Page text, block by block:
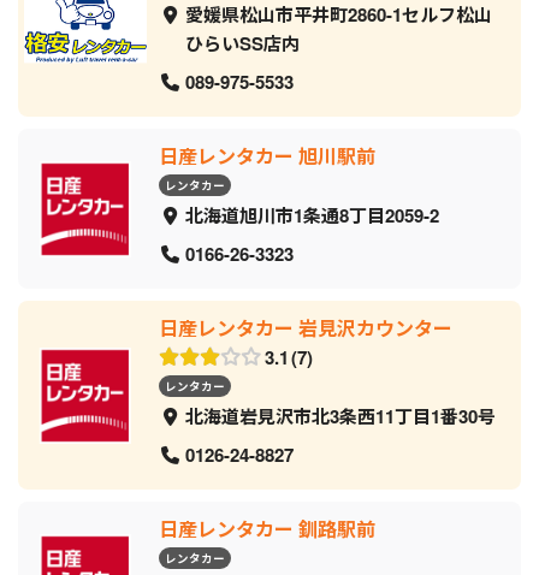
愛媛県松山市平井町2860-1セルフ松山
ひらいSS店内
089-975-5533
日産レンタカー 旭川駅前
レンタカー
北海道旭川市1条通8丁目2059‐2
0166-26-3323
日産レンタカー 岩見沢カウンター
3.1 7
レンタカー
北海道岩見沢市北3条西11丁目1番30号
0126-24-8827
日産レンタカー 釧路駅前
レンタカー